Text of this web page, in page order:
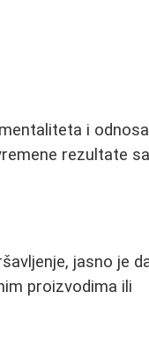
i odnosa
rezultate sa
jasno je
proizvodima ili